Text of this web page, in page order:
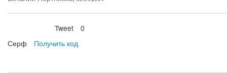
Tweet
0
Серф
Получить код